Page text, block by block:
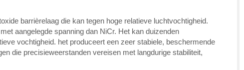
barrièrelaag die kan tegen hoge relatieve luchtvochtigheid.
aangelegde spanning dan NiCr. Het kan duizenden
vochtigheid. het produceert een zeer stabiele, beschermende
die precisieweerstanden vereisen met langdurige stabiliteit,